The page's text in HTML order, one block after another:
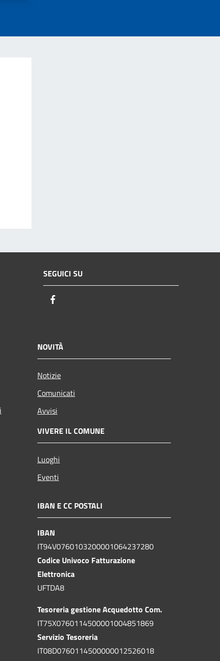
SEGUICI SU
NOVITÀ
Notizie
Comunicati
Avvisi
VIVERE IL COMUNE
Luoghi
Eventi
IBAN E CC POSTALI
IBAN
IT94V0760103200001064237280
Codice Univoco Fatturazione
Elettronica
UFTDA8
Tesoreria gestione Acquedotto Com.
IT75X0760114500001004851869
Servizio Tesoreria
IT08D0760114500000012526018